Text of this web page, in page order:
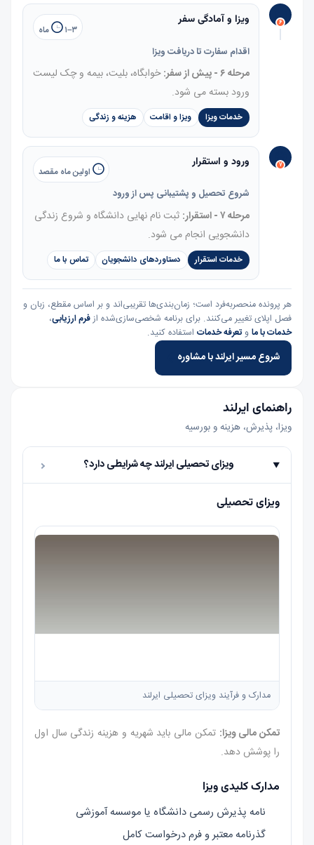
۶ ویزا و آمادگی سفر
۱–۳ ماه
اقدام سفارت تا دریافت ویزا
مرحله ۶ - پیش از سفر:
خوابگاه، بلیت، بیمه و چک لیست
ورود بسته می شود.
خدمات ویزا ویزا و اقامت هزینه و زندگی
۷ ورود و استقرار
اولین ماه مقصد
شروع تحصیل و پشتیبانی پس از ورود
مرحله ۷ - استقرار:
ثبت نام نهایی دانشگاه و شروع زندگی
دانشجویی انجام می شود.
خدمات استقرار دستاوردهای دانشجویان تماس با ما
هر پرونده منحصربه‌فرد است؛ زمان‌بندی‌ها تقریبی‌اند و بر اساس مقطع، زبان و
فصل اپلای تغییر می‌کنند. برای برنامه شخصی‌سازی‌شده ازفرم ارزیابی،
خدمات با ماوتعرفه خدمات استفاده کنید.
شروع مسیر ایرلند با مشاوره
راهنمای ایرلند
ویزا، پذیرش، هزینه و بورسیه
ویزای تحصیلی ایرلند چه شرایطی دارد؟
ویزای تحصیلی
مدارک و فرآیند ویزای تحصیلی ایرلند
تمکن مالی ویزا: تمکن مالی باید شهریه و هزینه زندگی سال اول
را پوشش دهد.
مدارک کلیدی ویزا
نامه پذیرش رسمی دانشگاه یا موسسه آموزشی
گذرنامه معتبر و فرم درخواست کامل